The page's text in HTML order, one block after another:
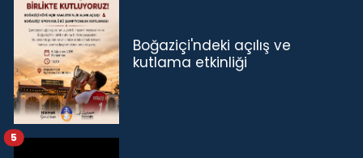
Boğaziçi'ndeki açılış ve
kutlama etkinliği
5